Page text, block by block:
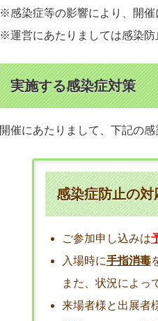
※感染症等の影響により、開催
※運営にあたりましては感染防
実施する感染症対策
開催にあたりまして、下記の
感染症防止の対
ご参加申し込みは
入場時に手指消毒
また、状況によっ
来場者様と出展者